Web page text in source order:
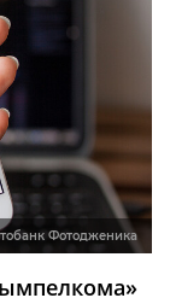
Фотодженика